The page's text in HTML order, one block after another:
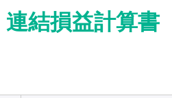
連結損益計算書